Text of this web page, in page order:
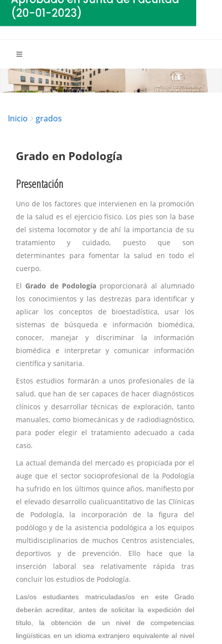
Breadcrumbs
You
Inicio grados
Grado en Podología
Presentación
Uno de los factores que intervienen en la promoción
de la salud es el ejercicio físico. Los pies son la base
del sistema locomotor y de ahí la importancia de su
tratamiento y cuidado, puesto que son
determinantes para fomentar la salud en todo el
cuerpo.
El Grado de Podología proporcionará al alumnado
los conocimientos y las destrezas para identificar y
aplicar los conceptos de bioestadística, usar los
sistemas de búsqueda e información biomédica,
conocer, manejar y discriminar la información
biomédica e interpretar y comunicar información
científica y sanitaria.
Estos estudios formarán a unos profesionales de la
salud, que han de ser capaces de hacer diagnósticos
clínicos y desarrollar técnicas de exploración, tanto
manuales, como biomecánicas y de radiodiagnóstico,
para poder elegir el tratamiento adecuado a cada
caso.
La actual demanda del mercado es propiciada por el
auge que el sector socioprofesional de la Podología
ha sufrido en los últimos quince años, manifiesto por
el elevado desarrollo cualicuantitativo de las Clínicas
de Podología, la incorporación de la figura del
podólogo y de la asistencia podológica a los equipos
multidisciplinarios de muchos Centros asistenciales,
deportivos y de prevención. Ello hace que la
inserción laboral sea relativamente rápida tras
concluir los estudios de Podología.
Las/os estudiantes matriculadas/os en este Grado
deberán acreditar, antes de solicitar la expedición del
título, la obtención de un nivel de competencias
lingüísticas en un idioma extranjero equivalente al nivel